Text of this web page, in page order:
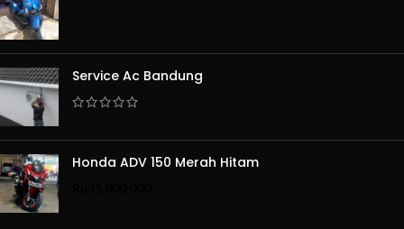
Service Ac Bandung
Honda ADV 150 Merah Hitam